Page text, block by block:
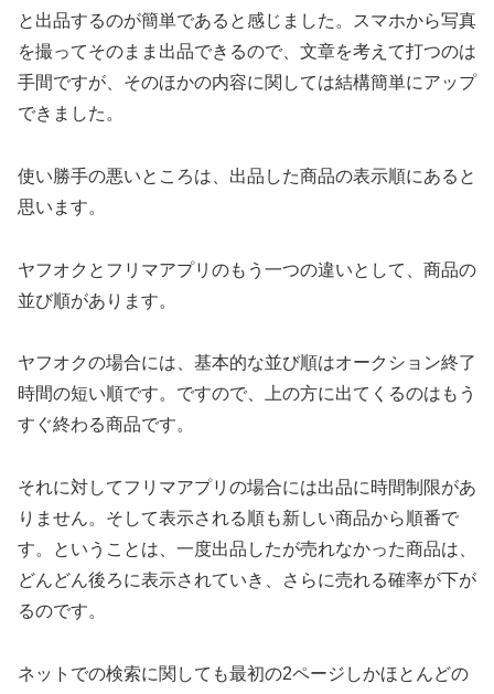
と出品するのが簡単であると感じました。スマホから写真
を撮ってそのまま出品できるので、文章を考えて打つのは
手間ですが、そのほかの内容に関しては結構簡単にアップ
できました。
使い勝手の悪いところは、出品した商品の表示順にあると
思います。
ヤフオクとフリマアプリのもう一つの違いとして、商品の
並び順があります。
ヤフオクの場合には、基本的な並び順はオークション終了
時間の短い順です。ですので、上の方に出てくるのはもう
すぐ終わる商品です。
それに対してフリマアプリの場合には出品に時間制限があ
りません。そして表示される順も新しい商品から順番で
す。ということは、一度出品したが売れなかった商品は、
どんどん後ろに表示されていき、さらに売れる確率が下が
るのです。
ネットでの検索に関しても最初の2ページしかほとんどの